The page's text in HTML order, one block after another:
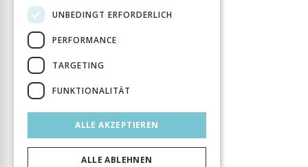
UNBEDINGT ERFORDERLICH
PERFORMANCE
TARGETING
FUNKTIONALITÄT
ALLE AKZEPTIEREN
ALLE ABLEHNEN